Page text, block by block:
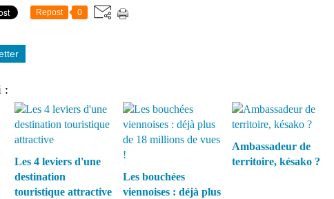
Repost 0
:
Les 4 leviers d'une
destination
touristique attractive
Les bouchées
viennoises : déjà plus
Ambassadeur de
territoire, késako ?